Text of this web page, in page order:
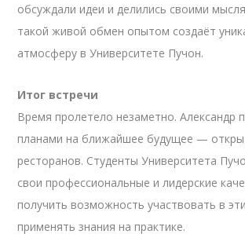
обсуждали идеи и делились своими
такой живой обмен опытом создаёт
атмосферу в Университете Пучон.
Итог встречи
Время пролетело незаметно. Александр
планами на ближайшее будущее —
ресторанов. Студенты Университета
свои профессиональные и лидерские
получить возможность участвовать в
применять знания на практике.